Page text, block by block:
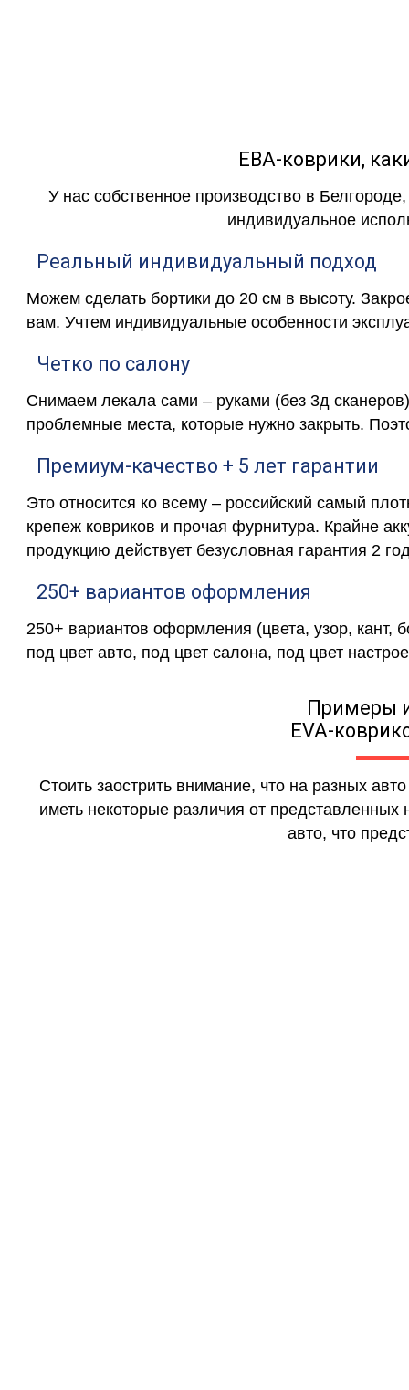
ЕВА-коврики,
У нас собственное производство в
индивидуальное
Реальный индивидуальный подход
Можем сделать бортики до 20 см в высоту.
вам. Учтем индивидуальные особенности
Четко по салону
Снимаем лекала сами – руками (без 3д
проблемные места, которые нужно закрыть.
Премиум-качество + 5 лет гарантии
Это относится ко всему – российский самый
крепеж ковриков и прочая фурнитура. Крайне
продукцию действует безусловная гарантия 2
250+ вариантов оформления
250+ вариантов оформления (цвета, узор, кант,
под цвет авто, под цвет салона, под цвет
Примеры
EVA-
Стоить заострить внимание, что на разных
иметь некоторые различия от
авто, что